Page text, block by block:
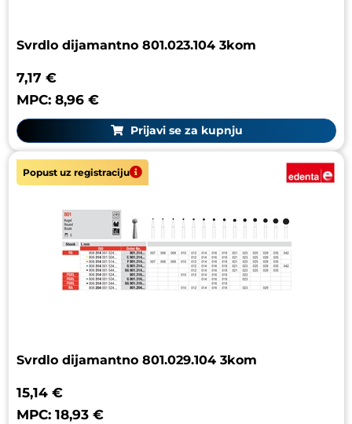
Svrdlo dijamantno 801.023.104 3kom
7,17 €
MPC: 8,96 €
Prijavi se za kupnju
Popust uz registraciju
Svrdlo dijamantno 801.029.104 3kom
15,14 €
MPC: 18,93 €